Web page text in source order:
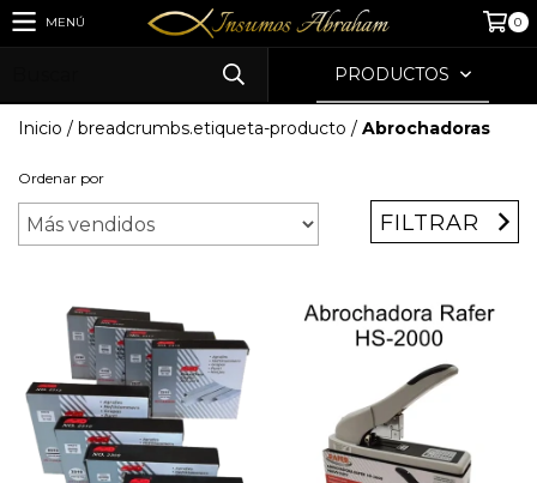
MENÚ 0
PRODUCTOS
Inicio / breadcrumbs.etiqueta-producto / Abrochadoras
Ordenar por
FILTRAR